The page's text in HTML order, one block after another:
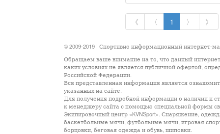
《 〈 1 〉 》
© 2009-2019 | Спортивно информационный интернет-
Обращаем ваше внимание на то, что данный
каких условиях не является публичной офертой,
Российской Федерации.
Вся представленная информация является
указанных на сайте.
Для получения подробной информации о наличии и
к менеджеру сайта с помощью специальной формы
Экипировочный центр «KVNSport». Снаряжение,
баскетбольные мячи, футбольные мячи, игровая
борцовки, беговая одежда и обувь, шиповки.